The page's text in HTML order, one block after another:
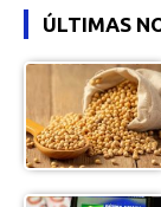
ÚLTIMAS